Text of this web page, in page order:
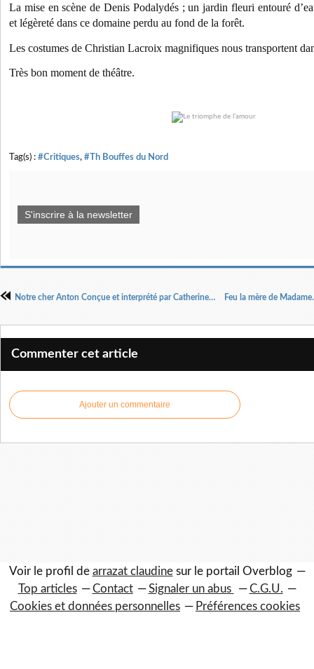
La mise en scène de Denis Podalydés ; un jardin fleuri entouré
et légèreté dans ce domaine perdu au fond de la forêt.
Les costumes de Christian Lacroix magnifiques nous transportent
Très bon moment de théâtre.
Tag(s) : #Critiques, #Th Bouffes du Nord
S'inscrire à la newsletter
Notre cher Anton Conçue et interprété par Catherine Salviat. Artistic Theatre Actuellement
Commenter cet article
Ajouter un commentaire
Voir le profil de arrazat claudinesur le portail Overblog
Top articles
Contact Signaler un abus
C.G.U.
Cookies et données personnelles
Préférences cookies